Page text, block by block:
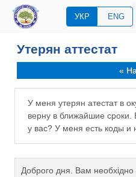
УКР ENG
Утерян аттестат
«
У меня утерян атестат в
верну в ближайшие сроки.
у вас? У меня есть коды и
Доброго дня. Вам необхідно